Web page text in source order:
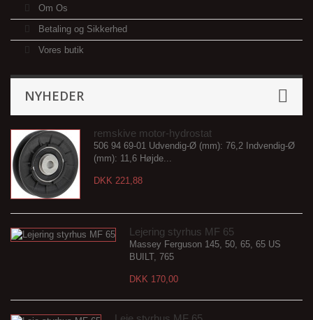
Om Os
Betaling og Sikkerhed
Vores butik
NYHEDER
remskive motor-hydrostat
506 94 69-01 Udvendig-Ø (mm): 76,2 Indvendig-Ø
(mm): 11,6 Højde...
DKK 221,88
Lejering styrhus MF 65
Massey Ferguson 145, 50, 65, 65 US
BUILT, 765
DKK 170,00